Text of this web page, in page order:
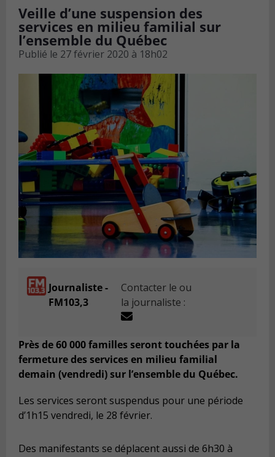
Veille d’une suspension des
services en milieu familial sur
l’ensemble du Québec
Publié le 27 février 2020 à 18h02
Journaliste -
FM103,3
Contacter le ou
la journaliste :
Près de 60 000 familles seront touchées par la
fermeture des services en milieu familial
demain (vendredi) sur l’ensemble du Québec.
Les services seront suspendus pour une période
d’1h15 vendredi, le 28 février.
Des manifestants se déplacent aussi de 6h30 à